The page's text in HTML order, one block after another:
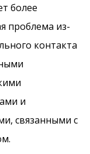
более
проблема из-
контакта
и
связанными с